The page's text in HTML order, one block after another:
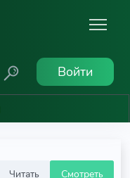
Войти
Читать
Смотреть